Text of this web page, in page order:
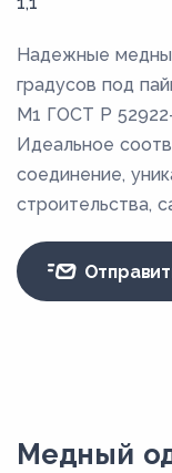
Надежные
градусов под
М1 ГОСТ Р
Идеальное
соединение,
строительства,
Медный